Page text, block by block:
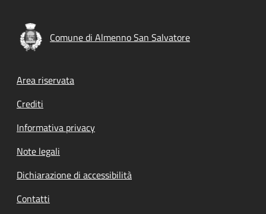
Comune di Almenno San Salvatore
Footer menu
Area riservata
Crediti
Informativa privacy
Note legali
Dichiarazione di accessibilità
Contatti